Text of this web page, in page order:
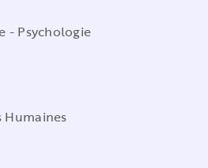
- Psychologie
Humaines